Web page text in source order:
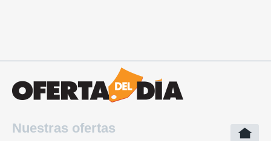
Nuestras ofertas